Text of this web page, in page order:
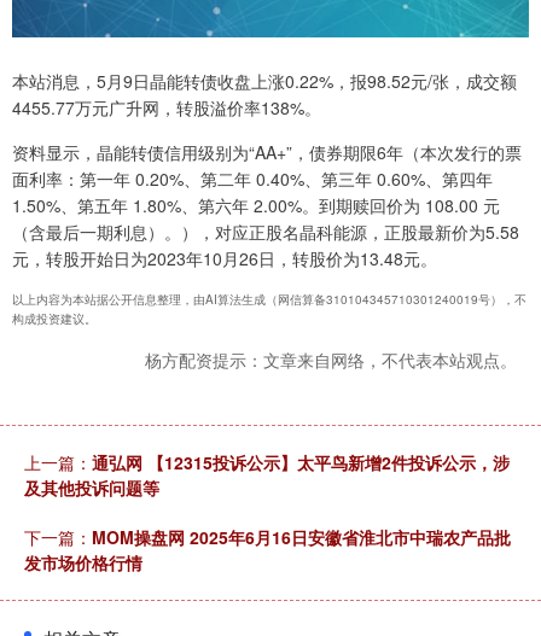
本站消息，5月9日晶能转债收盘上涨0.22%，报98.52元/张，成交额
4455.77万元广升网，转股溢价率138%。
资料显示，晶能转债信用级别为“AA+”，债券期限6年（本次发行的票
面利率：第一年 0.20%、第二年 0.40%、第三年 0.60%、第四年
1.50%、第五年 1.80%、第六年 2.00%。到期赎回价为 108.00 元
（含最后一期利息）。），对应正股名晶科能源，正股最新价为5.58
元，转股开始日为2023年10月26日，转股价为13.48元。
以上内容为本站据公开信息整理，由AI算法生成（网信算备310104345710301240019号），不
构成投资建议。
杨方配资提示：文章来自网络，不代表本站观点。
上一篇： 通弘网 【12315投诉公示】太平鸟新增2件投诉公示，涉
及其他投诉问题等
下一篇： MOM操盘网 2025年6月16日安徽省淮北市中瑞农产品批
发市场价格行情